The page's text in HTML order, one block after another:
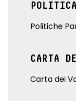
Politiche
CARTA
Carta dei